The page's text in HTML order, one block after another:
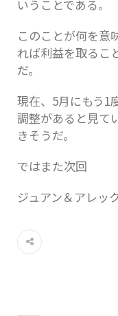
いうことである。
このことが何を意
れば利益を取るこ
だ。
現在、5月にもう1
調整があると見て
きそうだ。
ではまた次回
ジュアン＆アレッ